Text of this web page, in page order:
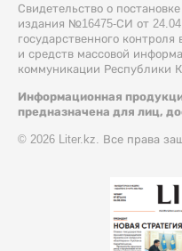
Свидетельство о
издания №16475-СИ от
государственного
и средств массовой
коммуникации Республики
Информационная
предназначена для лиц,
© 2026 Liter.kz. Все права